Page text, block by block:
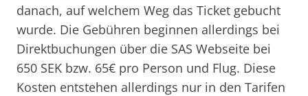
danach, auf welchem Weg das Ticket gebucht
wurde. Die Gebühren beginnen allerdings bei
Direktbuchungen über die SAS Webseite bei
650 SEK bzw. 65€ pro Person und Flug. Diese
Kosten entstehen allerdings nur in den Tarifen